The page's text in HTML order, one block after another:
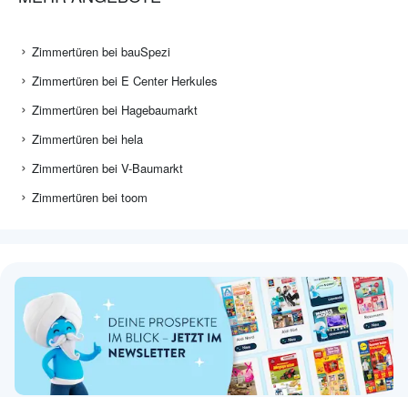
Zimmertüren bei bauSpezi
Zimmertüren bei E Center Herkules
Zimmertüren bei Hagebaumarkt
Zimmertüren bei hela
Zimmertüren bei V-Baumarkt
Zimmertüren bei toom